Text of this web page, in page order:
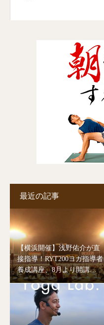
最近の記事
【横浜開催】浅野佑介が直
接指導！RYT200ヨガ指導者
養成講座、8月より開講し
ます。